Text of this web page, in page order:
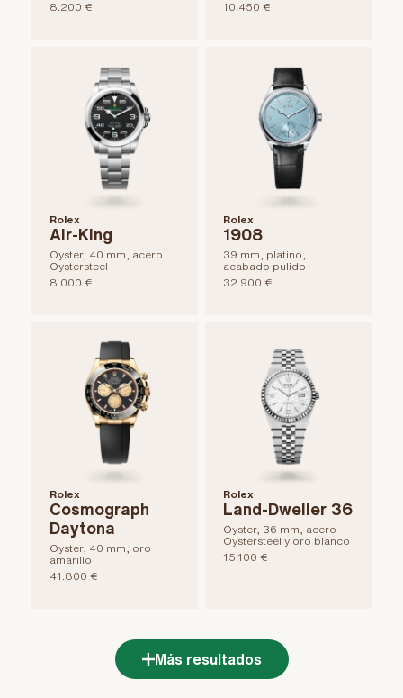
8.200 €
10.450 €
Rolex
Air-King
Oyster, 40 mm, acero
Oystersteel
8.000 €
Rolex
1908
39 mm, platino,
acabado pulido
32.900 €
Rolex
Cosmograph
Daytona
Oyster, 40 mm, oro
amarillo
41.800 €
Rolex
Land-Dweller 36
Oyster, 36 mm, acero
Oystersteel y oro blanco
15.100 €
Más resultados